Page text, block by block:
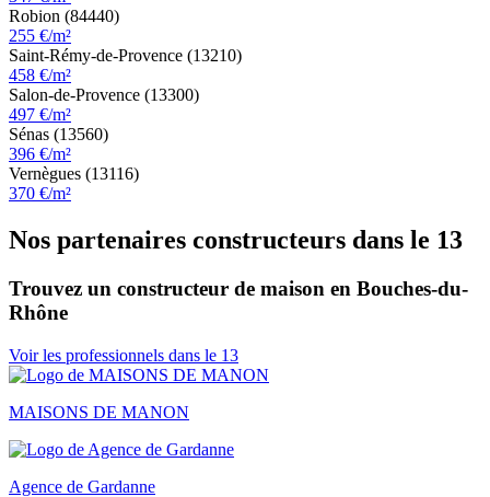
Robion (84440)
255 €/m²
Saint-Rémy-de-Provence (13210)
458 €/m²
Salon-de-Provence (13300)
497 €/m²
Sénas (13560)
396 €/m²
Vernègues (13116)
370 €/m²
Nos partenaires constructeurs dans le 13
Trouvez un constructeur de maison en Bouches-du-
Rhône
Voir les professionnels dans le 13
MAISONS DE MANON
Agence de Gardanne